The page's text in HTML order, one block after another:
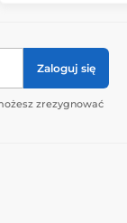
Zaloguj się
zrezygnować